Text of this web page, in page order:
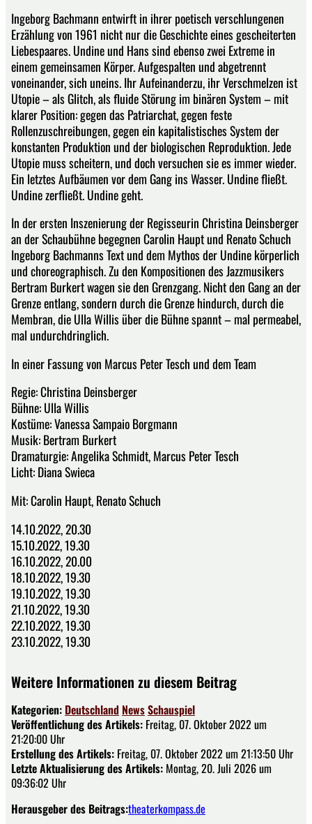
Ingeborg Bachmann entwirft in ihrer poetisch verschlungenen
Erzählung von 1961 nicht nur die Geschichte eines gescheiterten
Liebespaares. Undine und Hans sind ebenso zwei Extreme in
einem gemeinsamen Körper. Aufgespalten und abgetrennt
voneinander, sich uneins. Ihr Aufeinanderzu, ihr Verschmelzen ist
Utopie – als Glitch, als fluide Störung im binären System – mit
klarer Position: gegen das Patriarchat, gegen feste
Rollenzuschreibungen, gegen ein kapitalistisches System der
konstanten Produktion und der biologischen Reproduktion. Jede
Utopie muss scheitern, und doch versuchen sie es immer wieder.
Ein letztes Aufbäumen vor dem Gang ins Wasser. Undine fließt.
Undine zerfließt. Undine geht.
In der ersten Inszenierung der Regisseurin Christina Deinsberger
an der Schaubühne begegnen Carolin Haupt und Renato Schuch
Ingeborg Bachmanns Text und dem Mythos der Undine körperlich
und choreographisch. Zu den Kompositionen des Jazzmusikers
Bertram Burkert wagen sie den Grenzgang. Nicht den Gang an der
Grenze entlang, sondern durch die Grenze hindurch, durch die
Membran, die Ulla Willis über die Bühne spannt – mal permeabel,
mal undurchdringlich.
In einer Fassung von Marcus Peter Tesch und dem Team
Regie: Christina Deinsberger
Bühne: Ulla Willis
Kostüme: Vanessa Sampaio Borgmann
Musik: Bertram Burkert
Dramaturgie: Angelika Schmidt, Marcus Peter Tesch
Licht: Diana Swieca
Mit: Carolin Haupt, Renato Schuch
14.10.2022, 20.30
15.10.2022, 19.30
16.10.2022, 20.00
18.10.2022, 19.30
19.10.2022, 19.30
21.10.2022, 19.30
22.10.2022, 19.30
23.10.2022, 19.30
Weitere Informationen zu diesem Beitrag
Kategorien: Deutschland NewsSchauspiel
Veröffentlichung des Artikels: Freitag, 07. Oktober 2022 um
21:20:00 Uhr
Erstellung des Artikels: Freitag, 07. Oktober 2022 um 21:13:50 Uhr
Letzte Aktualisierung des Artikels: Montag, 20. Juli 2026 um
09:36:02 Uhr
Herausgeber des Beitrags:theaterkompass.de